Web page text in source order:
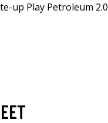
up Play Petroleum 2.0